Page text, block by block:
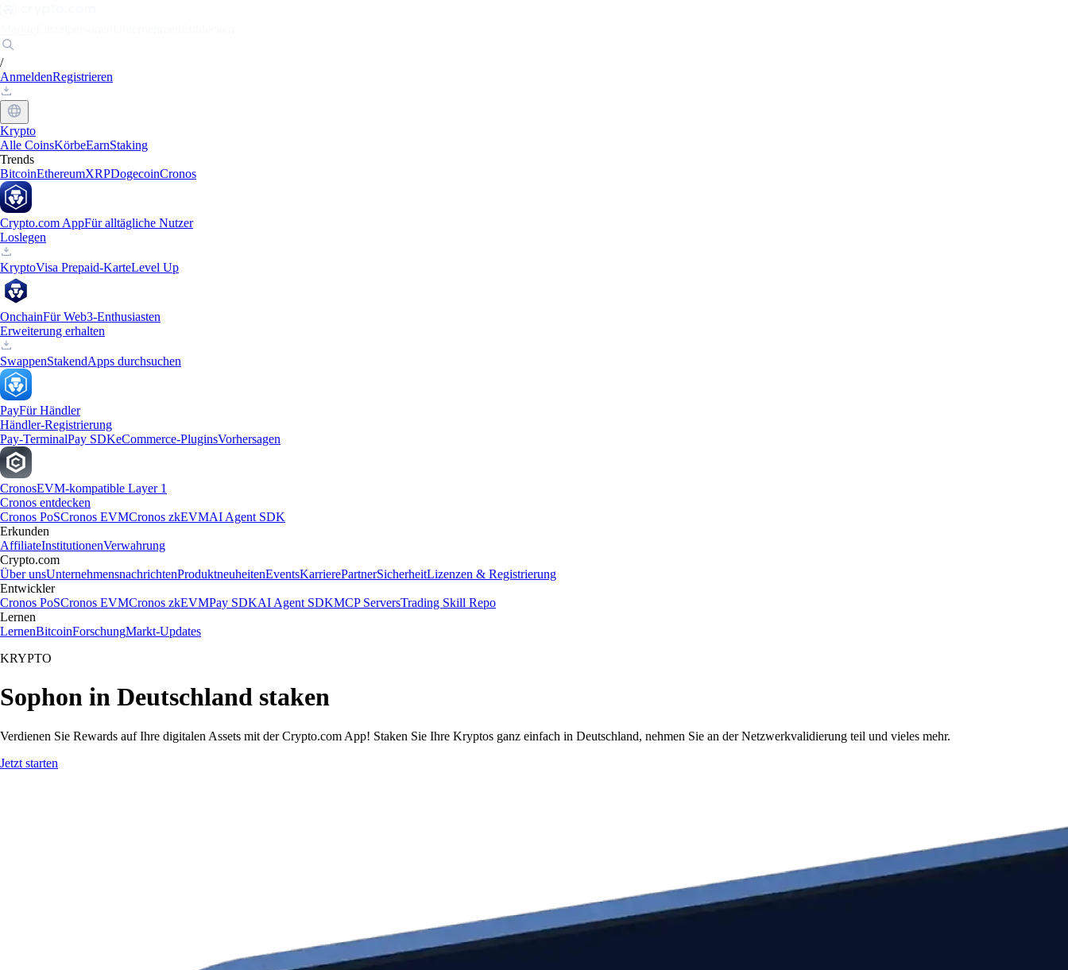
/
AnmeldenRegistrieren
Krypto
Alle CoinsKörbeEarnStaking
Trends
BitcoinEthereumXRPDogecoinCronos
Crypto.com AppFür alltägliche Nutzer
Loslegen
KryptoVisa Prepaid-KarteLevel Up
OnchainFür Web3-Enthusiasten
Erweiterung erhalten
SwappenStakendApps durchsuchen
PayFür Händler
Händler-Registrierung
Pay-TerminalPay SDKeCommerce-PluginsVorhersagen
CronosEVM-kompatible Layer 1
Cronos entdecken
Cronos PoSCronos EVMCronos zkEVMAI Agent SDK
Erkunden
AffiliateInstitutionenVerwahrung
Crypto.com
Über unsUnternehmensnachrichtenProduktneuheitenEventsKarrierePartnerSicherheitLizenzen & Registrierung
Entwickler
Cronos PoSCronos EVMCronos zkEVMPay SDKAI Agent SDKMCP ServersTrading Skill Repo
Lernen
LernenBitcoinForschungMarkt-Updates
KRYPTO
Sophon in Deutschland staken
Verdienen Sie Rewards auf Ihre digitalen Assets mit der Crypto.com App! Staken Sie Ihre Kryptos ganz einfach in Deutschland, nehmen Sie an der Netzwerkvalidierung teil und vieles mehr.
Jetzt starten